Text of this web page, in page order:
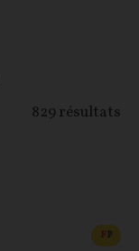
829 résultats
FP